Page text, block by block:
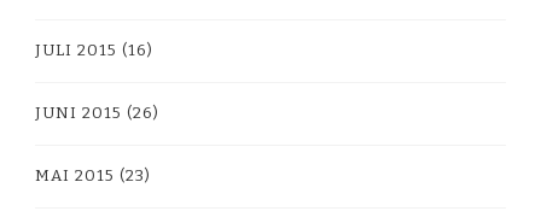
JULI 2015 (16)
JUNI 2015 (26)
MAI 2015 (23)